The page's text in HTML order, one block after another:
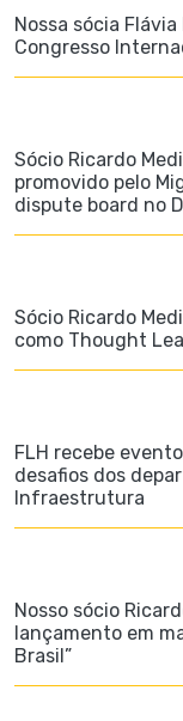
Nossa sócia
Congresso
Sócio Ricardo
promovido pelo
dispute board no
Sócio Ricardo
como Thought
FLH recebe
desafios dos
Infraestrutura
Nosso sócio
lançamento em
Brasil”